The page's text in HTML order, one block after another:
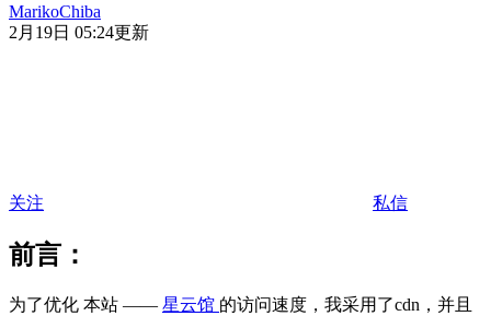
MarikoChiba
2月19日 05:24更新
关注 私信
前言：
为了优化 本站 —— 星云馆 的访问速度，我采用了cdn，并且